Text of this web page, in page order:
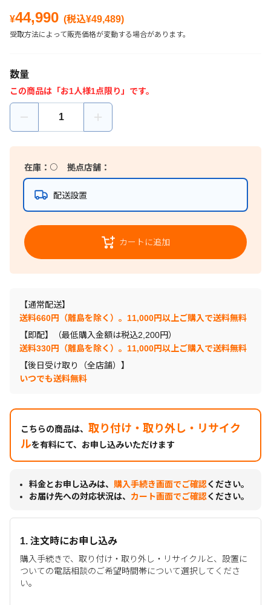
¥44,990 (税込¥49,489)
受取方法によって販売価格が変動する場合があります。
数量
この商品は「お1人様1点限り」です。
在庫： 〇 拠点店舗：
配送設置
カートに追加
【通常配送】
送料660円（離島を除く）。11,000円以上ご購入で送料無料
【即配】（最低購入金額は税込2,200円）
送料330円（離島を除く）。11,000円以上ご購入で送料無料
【後日受け取り（全店舗）】
いつでも送料無料
こちらの商品は、 取り付け・取り外し・リサイク
ルを有料にて、お申し込みいただけます
料金とお申し込みは、 購入手続き画面でご確認ください。
お届け先への対応状況は、 カート画面でご確認ください。
1. 注文時にお申し込み
購入手続きで、取り付け・取り外し・リサイクルと、設置に
ついての電話相談のご希望時間帯について選択してくださ
い。